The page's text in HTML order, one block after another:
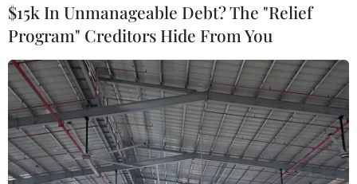
$15k In Unmanageable Debt? The "Relief
Program" Creditors Hide From You